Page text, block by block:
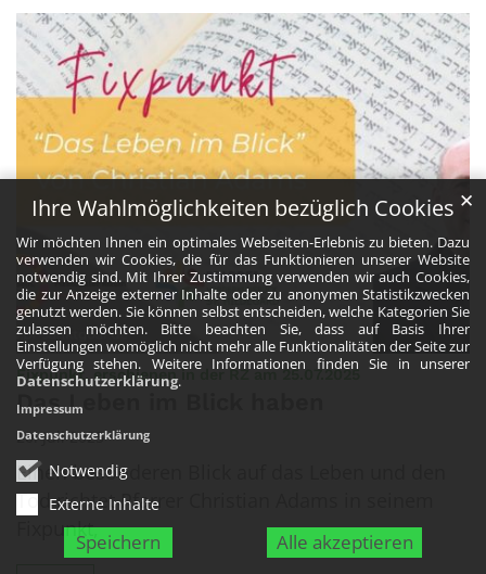
Ihre Wahlmöglichkeiten bezüglich Cookies
Wir möchten Ihnen ein optimales Webseiten-Erlebnis zu bieten. Dazu
verwenden wir Cookies, die für das Funktionieren unserer Website
notwendig sind. Mit Ihrer Zustimmung verwenden wir auch Cookies,
die zur Anzeige externer Inhalte oder zu anonymen Statistikzwecken
genutzt werden. Sie können selbst entscheiden, welche Kategorien Sie
zulassen möchten. Bitte beachten Sie, dass auf Basis Ihrer
Einstellungen womöglich nicht mehr alle Funktionalitäten der Seite zur
Verfügung stehen. Weitere Informationen finden Sie in unserer
Datenschutzerklärung.
Notwendig
Externe Inhalte
Speichern Alle akzeptieren
✕
Impressum
Datenschutzerklärung
Fixpunkt, erschienen in der RZ am 25.07.2025
Das Leben im Blick haben
20. Juli 2025
Einen besonderen Blick auf das Leben und den
Tod richtet Pfarrer Christian Adams in seinem
Fixpunkt,